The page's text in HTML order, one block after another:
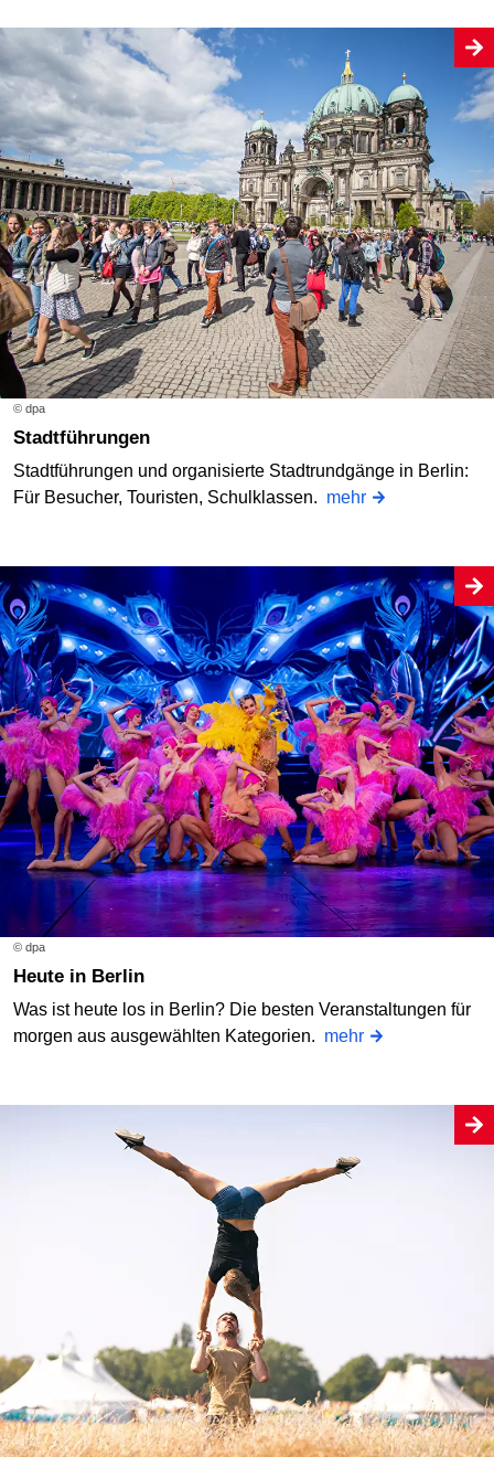
© dpa
Stadtführungen
Stadtführungen und organisierte Stadtrundgänge in Berlin:
Für Besucher, Touristen, Schulklassen. mehr
© dpa
Heute in Berlin
Was ist heute los in Berlin? Die besten Veranstaltungen für
morgen aus ausgewählten Kategorien. mehr